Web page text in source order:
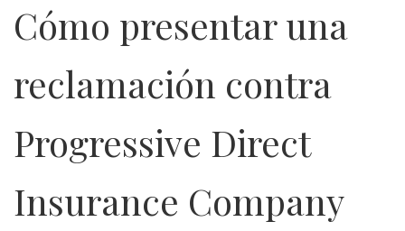
Cómo presentar una
reclamación contra
Progressive Direct
Insurance Company